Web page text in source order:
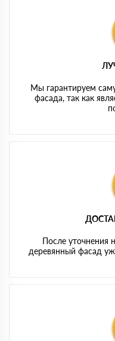
Мы гарантируем
фасада, так как
После уточнения
деревянный фасад